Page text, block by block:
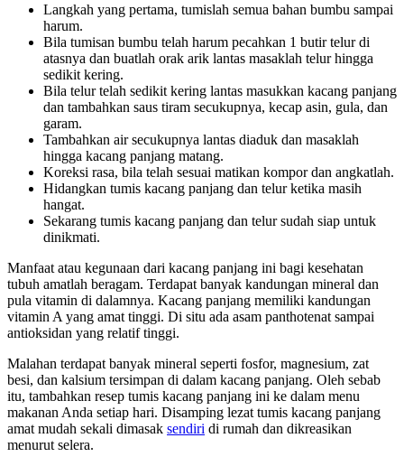
Langkah yang pertama, tumislah semua bahan bumbu sampai
harum.
Bila tumisan bumbu telah harum pecahkan 1 butir telur di
atasnya dan buatlah orak arik lantas masaklah telur hingga
sedikit kering.
Bila telur telah sedikit kering lantas masukkan kacang panjang
dan tambahkan saus tiram secukupnya, kecap asin, gula, dan
garam.
Tambahkan air secukupnya lantas diaduk dan masaklah
hingga kacang panjang matang.
Koreksi rasa, bila telah sesuai matikan kompor dan angkatlah.
Hidangkan tumis kacang panjang dan telur ketika masih
hangat.
Sekarang tumis kacang panjang dan telur sudah siap untuk
dinikmati.
Manfaat atau kegunaan dari kacang panjang ini bagi kesehatan
tubuh amatlah beragam. Terdapat banyak kandungan mineral dan
pula vitamin di dalamnya. Kacang panjang memiliki kandungan
vitamin A yang amat tinggi. Di situ ada asam panthotenat sampai
antioksidan yang relatif tinggi.
Malahan terdapat banyak mineral seperti fosfor, magnesium, zat
besi, dan kalsium tersimpan di dalam kacang panjang. Oleh sebab
itu, tambahkan resep tumis kacang panjang ini ke dalam menu
makanan Anda setiap hari. Disamping lezat tumis kacang panjang
amat mudah sekali dimasak sendiri di rumah dan dikreasikan
menurut selera.